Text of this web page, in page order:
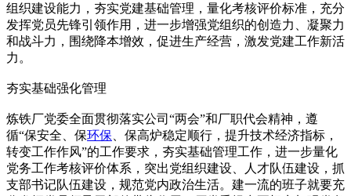
组织建设能力，夯实党建基础管理，量化考核评价标准，充分
发挥党员先锋引领作用，进一步增强党组织的创造力、凝聚力
和战斗力，围绕降本增效，促进生产经营，激发党建工作新活
力。
夯实基础强化管理
炼铁厂党委全面贯彻落实公司“两会”和厂职代会精神，遵
循“保安全、保环保 、保高炉稳定顺行，提升技术经济指标，
转变工作作风”的工作要求，夯实基础管理工作，进一步量化
党务工作考核评价体系，突出党组织建设、人才队伍建设，抓
支部书记队伍建设，规范党内政治生活。建一流的班子就要充